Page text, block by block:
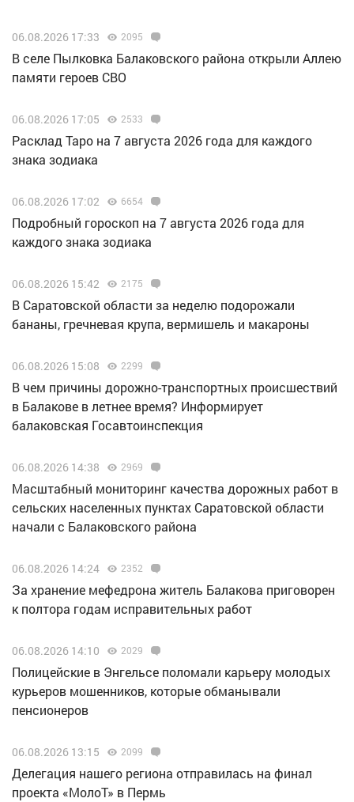
06.08.2026 17:33 2095
В селе Пылковка Балаковского района открыли Аллею
памяти героев СВО
06.08.2026 17:05 2533
Расклад Таро на 7 августа 2026 года для каждого
знака зодиака
06.08.2026 17:02 6654
Подробный гороскоп на 7 августа 2026 года для
каждого знака зодиака
06.08.2026 15:42 2175
В Саратовской области за неделю подорожали
бананы, гречневая крупа, вермишель и макароны
06.08.2026 15:08 2299
В чем причины дорожно-транспортных происшествий
в Балакове в летнее время? Информирует
балаковская Госавтоинспекция
06.08.2026 14:38 2969
Масштабный мониторинг качества дорожных работ в
сельских населенных пунктах Саратовской области
начали с Балаковского района
06.08.2026 14:24 2352
За хранение мефедрона житель Балакова приговорен
к полтора годам исправительных работ
06.08.2026 14:10 2029
Полицейские в Энгельсе поломали карьеру молодых
курьеров мошенников, которые обманывали
пенсионеров
06.08.2026 13:15 2099
Делегация нашего региона отправилась на финал
проекта «МолоТ» в Пермь